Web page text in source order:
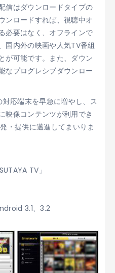
信はダウンロードタイプの
ンロードすれば、視聴中オ
必要はなく、オフラインで
国内外の映画や人気TV番組
が可能です。また、ダウン
なプログレシブダウンロー
応端末を早急に増やし、ス
映像コンテンツが利用でき
・提供に邁進してまいりま
TV」
3.1、3.2